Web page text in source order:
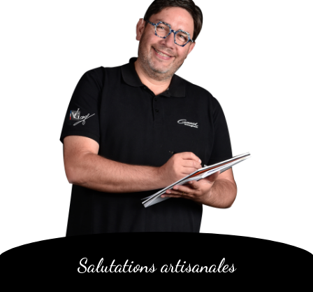
En savoir plus
En savoir plus
En savoir plus
Salutations artisanales